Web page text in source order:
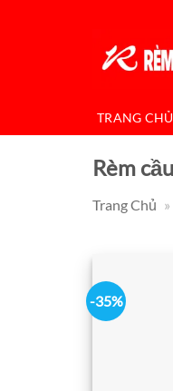
TRANG CHỦ
Rèm
Trang Chủ »
-35%